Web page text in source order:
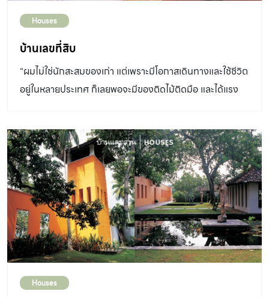
Houses
บ้านเลขที่สิบ
“ผมไม่ใช่นักสะสมของเก่า แต่เพราะมีโอกาสเดินทางและใช้ชีวิต
อยู่ในหลายประเทศ ก็เลยพอจะมีของติดไม้ติดมือ และได้แรง
ชื่อ “บ้านเลขที่สิบ” ชาวอังกฤษทั่วไปจะนึกถึง 10 Downing
Street London บ้านพักและที่ทำงานของนายกรัฐมนตรีของ
พวกเขา แต่ คุณแจ็ค อีเด็น เจ้าของบ้านเลขที่สิบหลังนี้ไม่ได้มี
ตำแหน่งทางการเมืองใดๆในประเทศอังกฤษเลย ว่ากันจริงๆ
แล้ว เขาเป็นชาวอังกฤษที่ใช้ชีวิตอยู่นอกประเทศมาหลายสิบปี
เสียด้วยซ้ำ “ผมตั้งชื่อบ้านหลังนี้ไว้ให้นักท่องเที่ยวอังกฤษที่
เดินไปเดินมาในกอลล์ฟอร์ตได้ขำกันเล่นๆเท่านั้น” คุณแจ็คเล่า
ใต้สุดของประเทศศรีลังกา ซึ่งเขารับจ้างเป็นผู้จัดการและดูแล
Houses